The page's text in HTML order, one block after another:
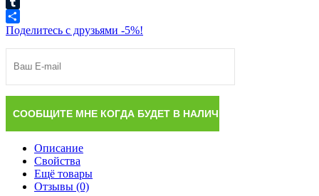
Tumblr
Поделитесь с друзьями -5%!
Описание
Свойства
Ещё товары
Отзывы (0)